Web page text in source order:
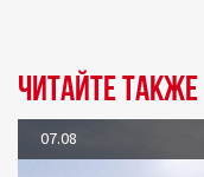
Читайте также
07.08